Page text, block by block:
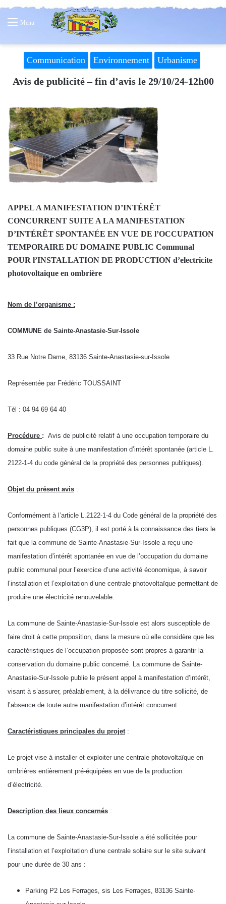
Menu
Communication Environnement Urbanisme
Avis de publicité – fin d’avis le 29/10/24-12h00
APPEL A MANIFESTATION D’INTÉRÊT
CONCURRENT SUITE A LA MANIFESTATION
D’INTÉRÊT SPONTANÉE EN VUE DE l’OCCUPATION
TEMPORAIRE DU DOMAINE PUBLIC Communal
POUR l’INSTALLATION DE PRODUCTION d’electricite
photovoltaique en ombrière
Nom de l’organisme :
COMMUNE de Sainte-Anastasie-Sur-Issole
33 Rue Notre Dame, 83136 Sainte-Anastasie-sur-Issole
Représentée par Frédéric TOUSSAINT
Tél : 04 94 69 64 40
Procédure : Avis de publicité relatif à une occupation temporaire du
domaine public suite à une manifestation d’intérêt spontanée (article L.
2122-1-4 du code général de la propriété des personnes publiques).
Objet du présent avis :
Conformément à l’article L.2122-1-4 du Code général de la propriété des
personnes publiques (CG3P), il est porté à la connaissance des tiers le
fait que la commune de Sainte-Anastasie-Sur-Issole a reçu une
manifestation d’intérêt spontanée en vue de l’occupation du domaine
public communal pour l’exercice d’une activité économique, à savoir
l’installation et l’exploitation d’une centrale photovoltaïque permettant de
produire une électricité renouvelable.
La commune de Sainte-Anastasie-Sur-Issole est alors susceptible de
faire droit à cette proposition, dans la mesure où elle considère que les
caractéristiques de l’occupation proposée sont propres à garantir la
conservation du domaine public concerné. La commune de Sainte-
Anastasie-Sur-Issole publie le présent appel à manifestation d’intérêt,
visant à s’assurer, préalablement, à la délivrance du titre sollicité, de
l’absence de toute autre manifestation d’intérêt concurrent.
Caractéristiques principales du projet:
Le projet vise à installer et exploiter une centrale photovoltaïque en
ombrières entièrement pré-équipées en vue de la production
d’électricité.
Description des lieux concernés :
La commune de Sainte-Anastasie-Sur-Issole a été sollicitée pour
l’installation et l’exploitation d’une centrale solaire sur le site suivant
pour une durée de 30 ans :
Parking P2 Les Ferrages, sis Les Ferrages, 83136 Sainte-